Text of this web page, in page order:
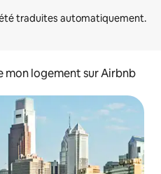
mon logement sur Airbnb